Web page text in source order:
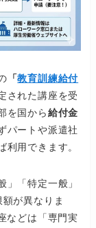
「教育訓練給付
された講座を受
を国から給付金
パートや派遣社
利用できます。
「特定一般」
が異なりま
などは「専門実